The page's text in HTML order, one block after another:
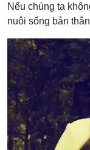
Nếu chúng ta
nuôi sống bản